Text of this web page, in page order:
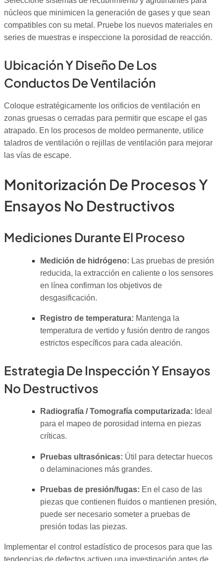
núcleos que minimicen la generación de gases y que sean
compatibles con su metal. Pruebe los nuevos materiales en
series de muestras e inspeccione la porosidad de reacción.
Ubicación Y Diseño De Los
Conductos De Ventilación
Coloque estratégicamente los orificios de ventilación en
zonas gruesas o cerradas para permitir que escape el gas
atrapado. En los procesos de moldeo permanente, utilice
taladros de ventilación o rejillas de ventilación para mejorar
las vías de escape.
Monitorización De Procesos Y
Ensayos No Destructivos
Mediciones Durante El Proceso
Medición de hidrógeno: Las pruebas de presión
reducida, la extracción en caliente o los sensores
en línea confirman los objetivos de
desgasificación.
Registro de temperatura: Mantenga la
temperatura de vertido y fusión dentro de rangos
estrictos específicos para cada aleación.
Estrategia De Inspección Y Ensayos
No Destructivos
Radiografía / Tomografía computarizada: Ideal
para el mapeo de porosidad interna en piezas
críticas.
Pruebas ultrasónicas: Útil para detectar huecos
o delaminaciones más grandes.
Pruebas de presión/fugas: En el caso de las
piezas que contienen fluidos o mantienen presión,
puede ser necesario someter a pruebas de
presión todas las piezas.
Implementar el control estadístico de procesos para que las